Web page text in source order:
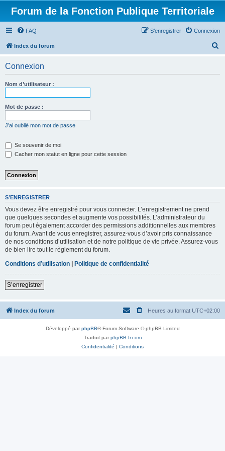
Forum de la Fonction Publique Territoriale
FAQ Connexion
S’enregistrer
Index du forum
Connexion
Nom d’utilisateur :
Mot de passe :
J’ai oublié mon mot de passe
Se souvenir de moi
Cacher mon statut en ligne pour cette session
S’ENREGISTRER
Vous devez être enregistré pour vous connecter. L’enregistrement ne prend
que quelques secondes et augmente vos possibilités. L’administrateur du
forum peut également accorder des permissions additionnelles aux membres
du forum. Avant de vous enregistrer, assurez-vous d’avoir pris connaissance
de nos conditions d’utilisation et de notre politique de vie privée. Assurez-vous
de bien lire tout le règlement du forum.
Conditions d’utilisation | Politique de confidentialité
S’enregistrer
Index du forum Heures au format UTC+02:00
Développé parphpBB® Forum Software © phpBB Limited
Traduit parphpBB-fr.com
Confidentialité | Conditions